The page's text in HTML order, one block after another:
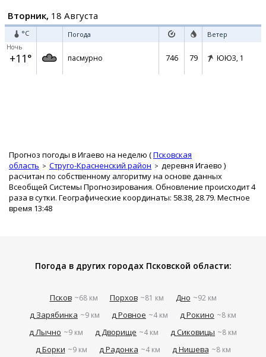
Вторник, 18 Августа
°C Погода Ветер
Ночь
+11° пасмурно 746 79 ЮЮЗ, 1
Прогноз погоды в Игаево на неделю (Псковская
область
Струго-Красненский район деревня Игаево )
расчитан по собственному алгоритму на основе данных
Всеобщей Системы Прогнозирования. Обновление происходит 4
раза в сутки. Географические координаты: 58.38, 28.79. Местное
время 13:48
Погода в других городах Псковской области:
Псков ~68 км Порхов ~81 км Дно ~92 км
д Зарябинка ~9 км д Ровное ~4 км д Рокино ~8 км
д Лычно ~9 км д Дворище ~4 км д Сиковицы ~8 км
д Борки ~9 км д Радонка ~4 км д Нишева ~8 км